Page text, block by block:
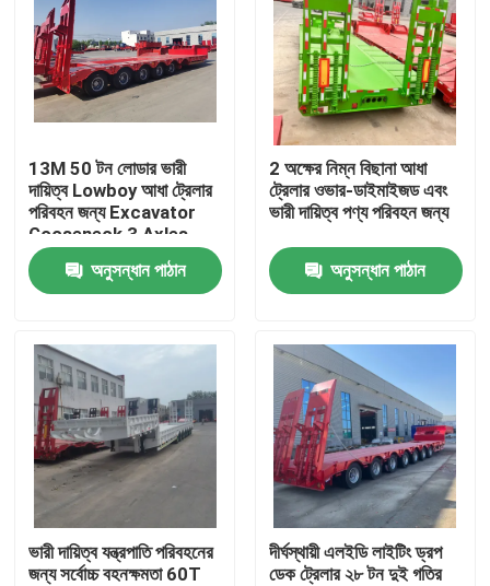
পণ্য
ভিডিও
আমাদের সম্পর্কে
কারখানা ভ্রমণ
মান নিয়ন্ত্রণ
যোগাযোগ করুন
উদ্ধৃতির জন্য আবেদন
ব্যবহৃত টিপার ট্রাক
13M 50 টন লোডার ভারী
দায়িত্ব Lowboy আধা ট্রেলার
পরিবহন জন্য Excavator
Gooseneck 3 Axles
নিম্ন বিছানা
অনুসন্ধান পাঠান
2 অক্ষের নিম্ন বিছানা আধা
ট্রেলার ওভার-ডাইমাইজড এবং
ভারী দায়িত্ব পণ্য পরিবহন জন্য
অনুসন্ধান পাঠান
ভারী দায়িত্ব যন্ত্রপাতি পরিবহনের
জন্য সর্বোচ্চ বহনক্ষমতা 60T
দীর্ঘস্থায়ী এলইডি লাইটিং ড্রপ
ডেক ট্রেলার ২৮ টন দুই গতির